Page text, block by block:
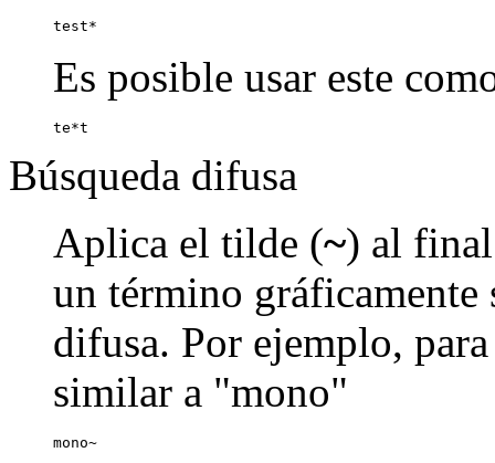
test*
Es posible usar este
te*t
Búsqueda difusa
Aplica el tilde (~) al
un término gráficamente
difusa. Por ejemplo,
similar a "mono"
mono~